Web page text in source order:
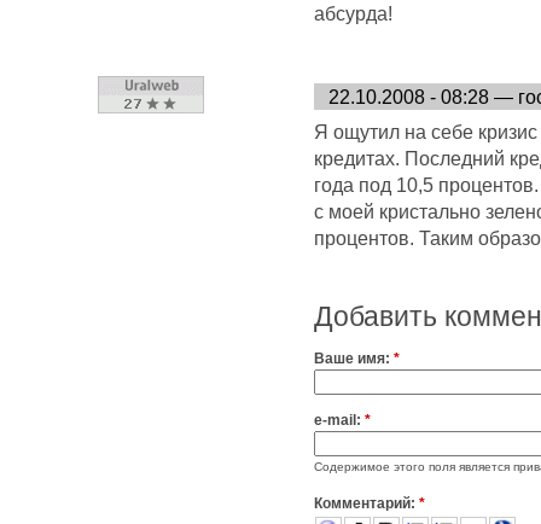
абсурда!
22.10.2008 - 08:28 —
Я ощутил на себе
кредитах. Последний
года под 10,5
с моей кристально
процентов. Таким
Добавить
Ваше имя: *
e-mail: *
Содержимое этого поля является
Комментарий: *